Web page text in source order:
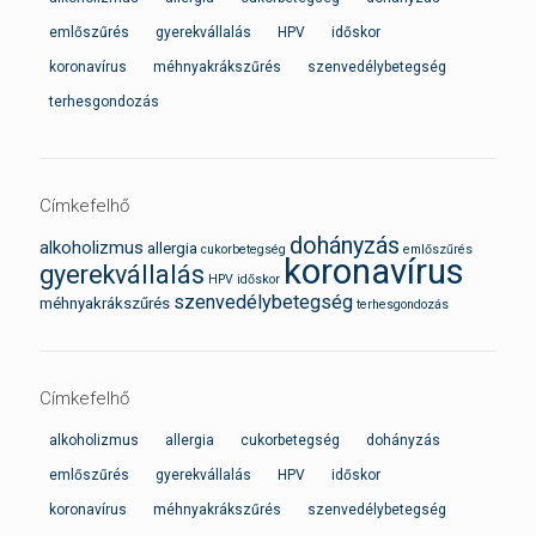
emlőszűrés gyerekvállalás HPV időskor
koronavírus méhnyakrákszűrés szenvedélybetegség
terhesgondozás
Címkefelhő
alkoholizmus allergia cukorbetegség dohányzás emlőszűrés
gyerekvállalás HPV időskor koronavírus
méhnyakrákszűrés szenvedélybetegség terhesgondozás
Címkefelhő
alkoholizmus allergia cukorbetegség dohányzás
emlőszűrés gyerekvállalás HPV időskor
koronavírus méhnyakrákszűrés szenvedélybetegség